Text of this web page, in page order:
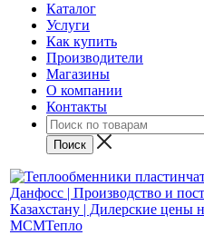
Каталог
Услуги
Как купить
Производители
Магазины
О компании
Контакты